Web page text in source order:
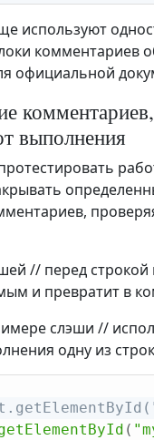
используют
комментариев
официальной
выполнения
// перед строкой
и превратит в
слэши //
одну из
(